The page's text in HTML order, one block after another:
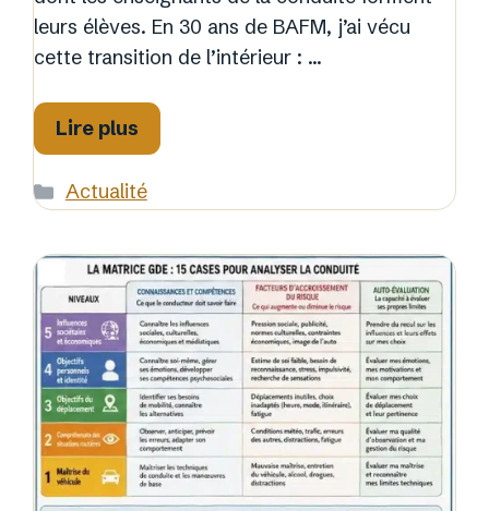
leurs élèves. En 30 ans de BAFM, j’ai vécu
cette transition de l’intérieur : …
Lire plus
Catégories
Actualité